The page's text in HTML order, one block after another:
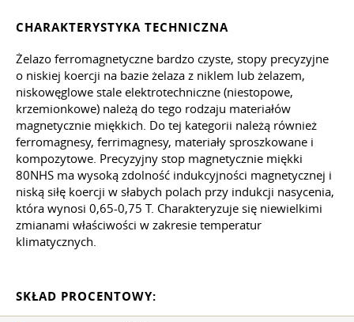
CHARAKTERYSTYKA TECHNICZNA
Żelazo ferromagnetyczne bardzo czyste, stopy precyzyjne
o niskiej koercji na bazie żelaza z niklem lub żelazem,
niskowęglowe stale elektrotechniczne (niestopowe,
krzemionkowe) należą do tego rodzaju materiałów
magnetycznie miękkich. Do tej kategorii należą również
ferromagnesy, ferrimagnesy, materiały sproszkowane i
kompozytowe. Precyzyjny stop magnetycznie miękki
80NHS ma wysoką zdolność indukcyjności magnetycznej i
niską siłę koercji w słabych polach przy indukcji nasycenia,
która wynosi 0,65-0,75 Т. Charakteryzuje się niewielkimi
zmianami właściwości w zakresie temperatur
klimatycznych.
SKŁAD PROCENTOWY: